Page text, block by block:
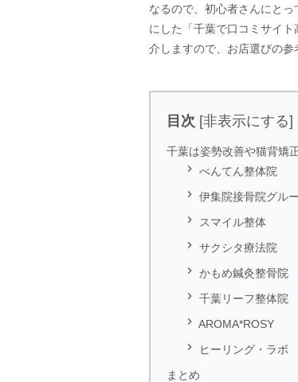
なるので、初心者さんにと
にした「千葉で口コミサイ
介しますので、お店選びの参
目次 [非表示にする]
千葉は姿勢改善や猫背矯
 べんてん整体院
 伊集院接骨院グル

スマイル整体
 サクシタ療法院
 かもめ鍼灸整骨院
 千葉リーフ整体院
 AROMA*ROSY

ヒーリング・ラボ
まとめ